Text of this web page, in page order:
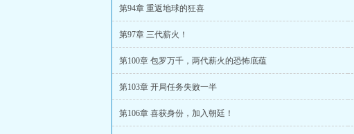
第94章 重返地球的狂喜
第97章 三代薪火！
第100章 包罗万千，两代薪火的恐怖底蕴
第103章 开局任务失败一半
第106章 喜获身份，加入朝廷！